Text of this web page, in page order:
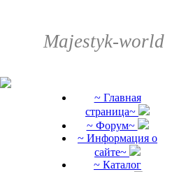
Majestyk-world
~ Главная
страница~
~ Форум~
~ Информация о
сайте~
~ Каталог